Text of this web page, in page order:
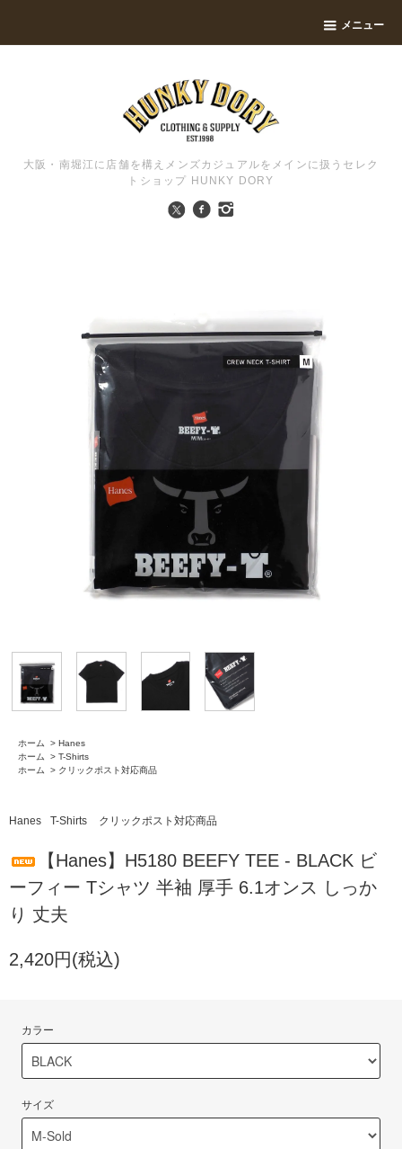
メニュー
大阪・南堀江に店舗を構えメンズカジュアルをメインに扱うセレク
トショップ HUNKY DORY
ホーム > Hanes
ホーム
> T-Shirts
ホーム
> クリックポスト対応商品
Hanes T-Shirts クリックポスト対応商品
【Hanes】H5180 BEEFY TEE - BLACK ビ
ーフィー Tシャツ 半袖 厚手 6.1オンス しっか
り 丈夫
2,420円(税込)
カラー
サイズ